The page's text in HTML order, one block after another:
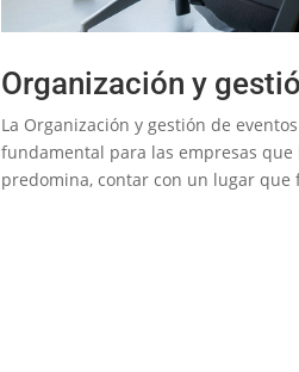
Organización y
La Organización y gestión de
fundamental para las empresas
predomina, contar con un lugar que